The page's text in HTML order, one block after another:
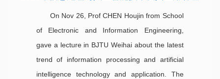
On Nov 26, Prof CHEN Houjin from School
of Electronic and Information Engineering,
gave a lecture in BJTU Weihai about the latest
trend of information processing and artificial
intelligence technology and application. The